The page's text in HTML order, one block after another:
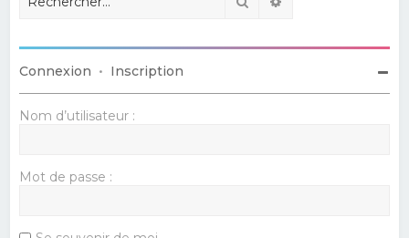
Connexion • Inscription
Nom d’utilisateur :
Mot de passe :